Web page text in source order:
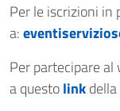
Per le iscrizioni in
a:
Per partecipare
a questolink